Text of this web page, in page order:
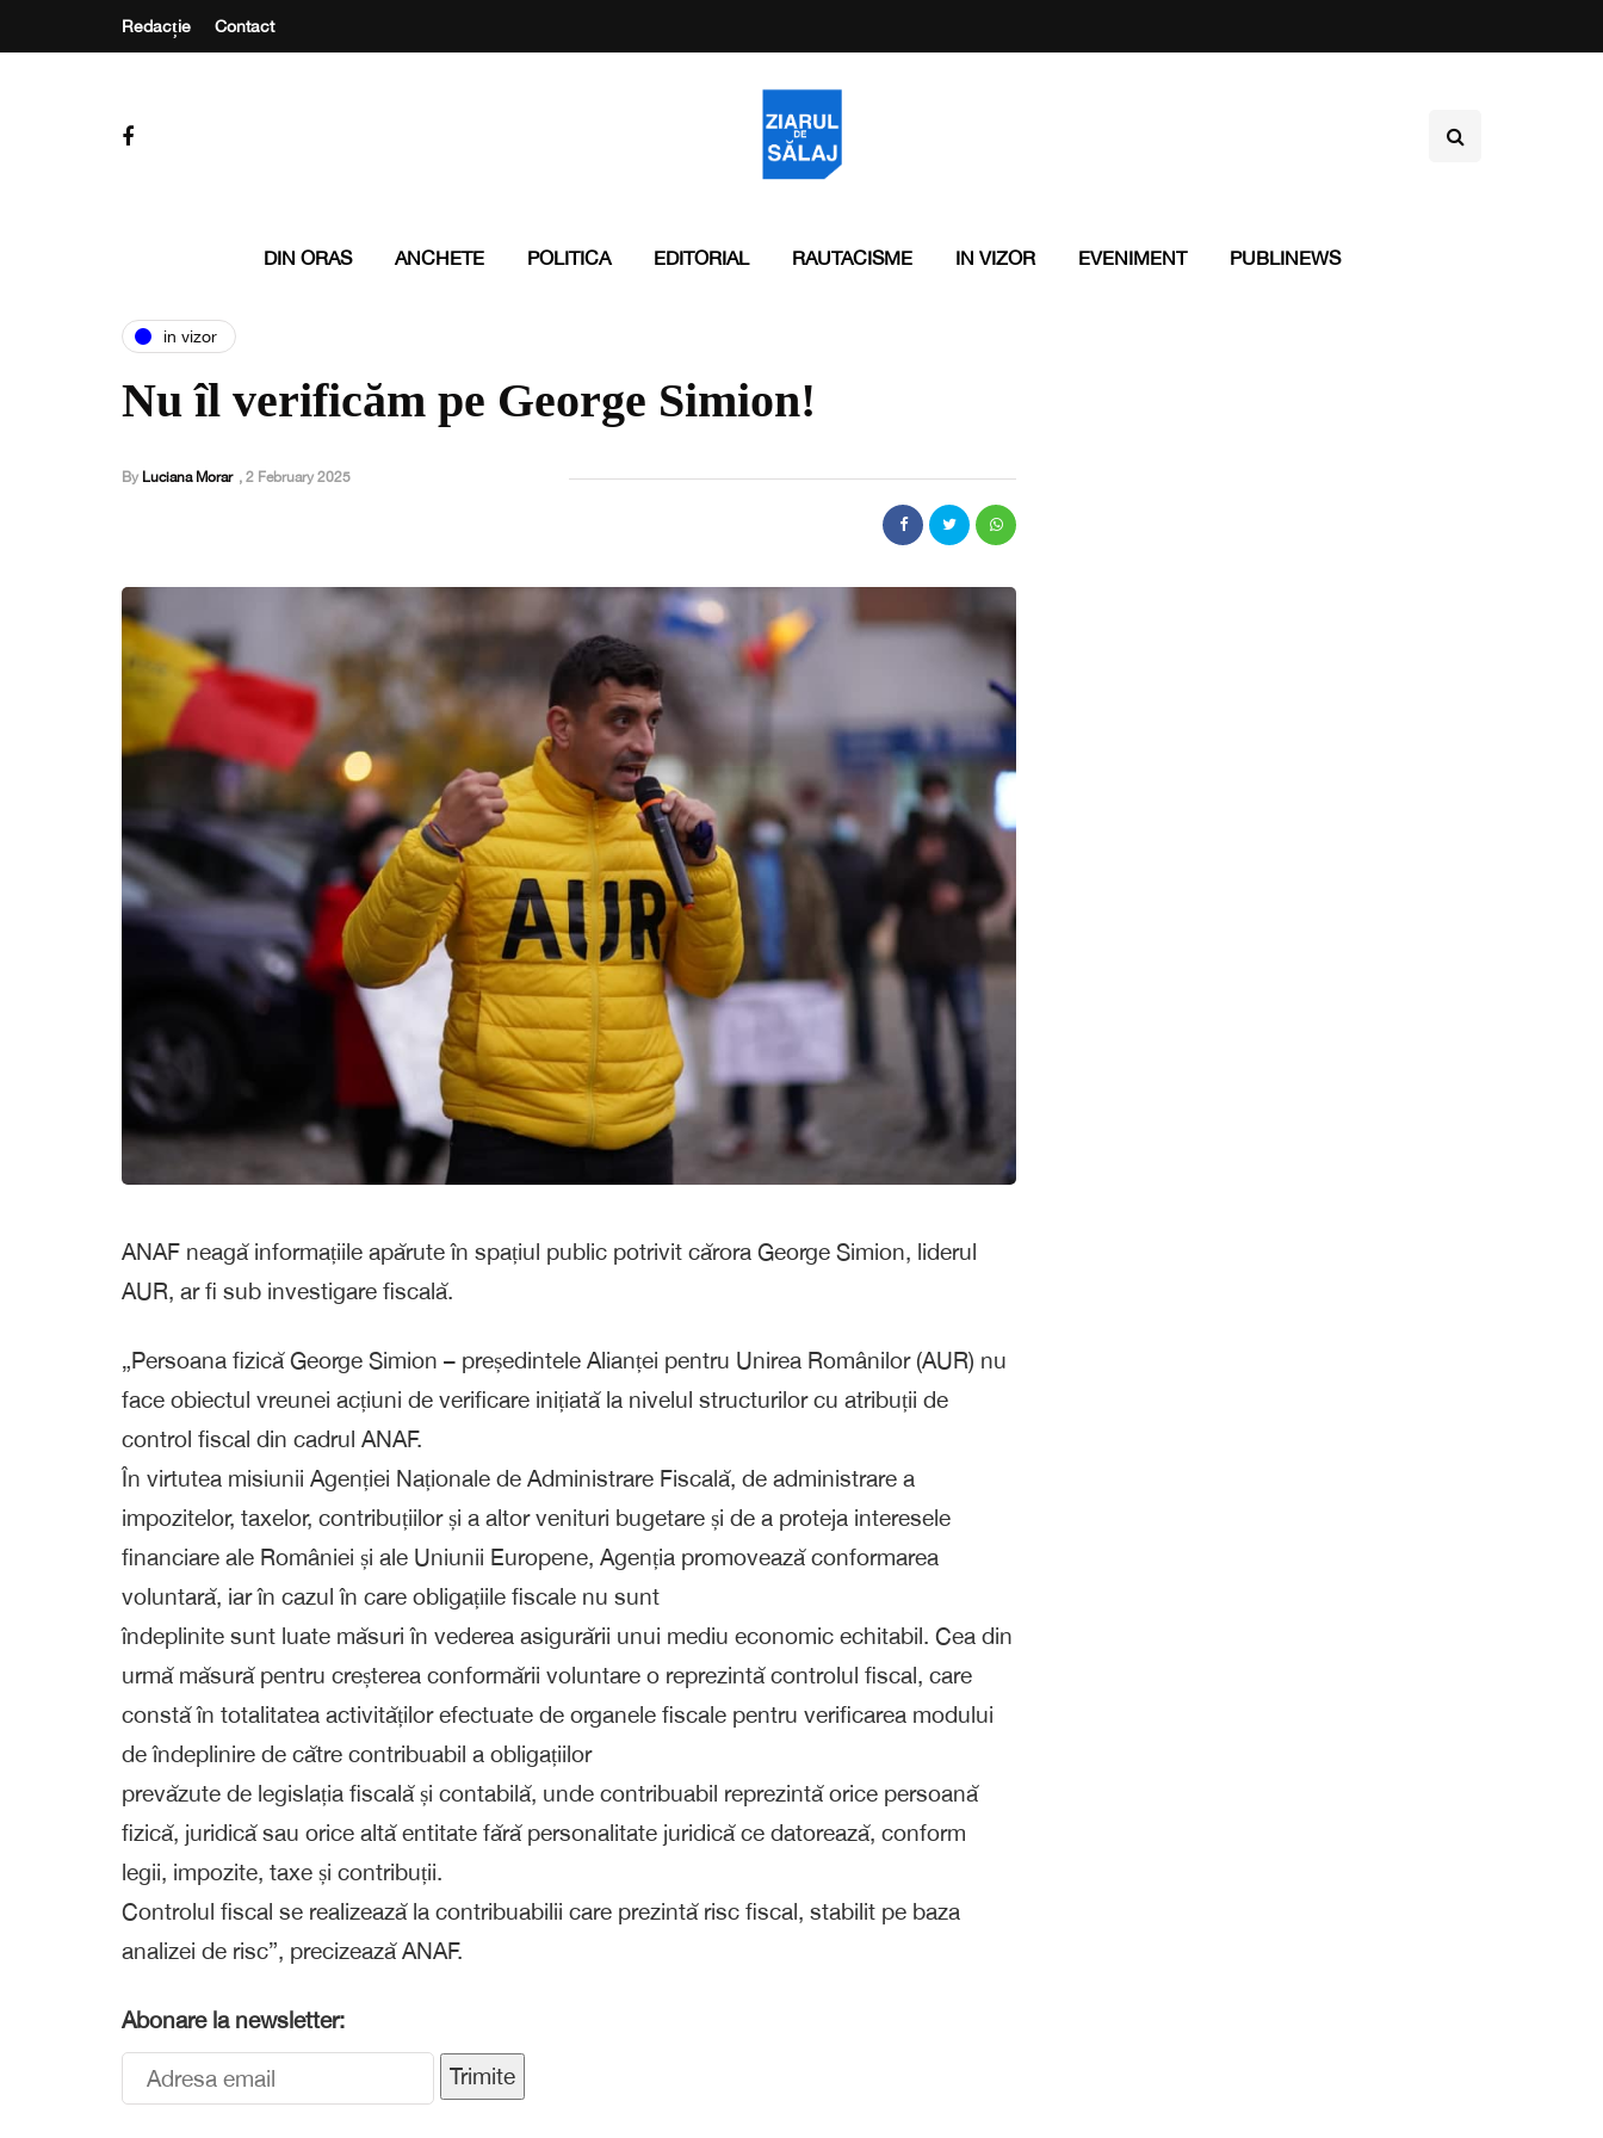
Redacție Contact
DIN ORAS ANCHETE POLITICA EDITORIAL RAUTACISME IN VIZOR EVENIMENT PUBLINEWS
in vizor
Nu îl verificăm pe George Simion!
By Luciana Morar , 2 February 2025
ANAF neagă informațiile apărute în spațiul public potrivit cărora George Simion, liderul
AUR, ar fi sub investigare fiscală.
„Persoana fizică George Simion – președintele Alianței pentru Unirea Românilor (AUR) nu
face obiectul vreunei acțiuni de verificare inițiată la nivelul structurilor cu atribuții de
control fiscal din cadrul ANAF.
În virtutea misiunii Agenției Naționale de Administrare Fiscală, de administrare a
impozitelor, taxelor, contribuțiilor și a altor venituri bugetare și de a proteja interesele
financiare ale României și ale Uniunii Europene, Agenția promovează conformarea
voluntară, iar în cazul în care obligațiile fiscale nu sunt
îndeplinite sunt luate măsuri în vederea asigurării unui mediu economic echitabil. Cea din
urmă măsură pentru creșterea conformării voluntare o reprezintă controlul fiscal, care
constă în totalitatea activităților efectuate de organele fiscale pentru verificarea modului
de îndeplinire de către contribuabil a obligațiilor
prevăzute de legislația fiscală și contabilă, unde contribuabil reprezintă orice persoană
fizică, juridică sau orice altă entitate fără personalitate juridică ce datorează, conform
legii, impozite, taxe și contribuții.
Controlul fiscal se realizează la contribuabilii care prezintă risc fiscal, stabilit pe baza
analizei de risc”, precizează ANAF.
Abonare la newsletter:
Trimite